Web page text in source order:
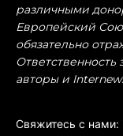
различными
Европейский
обязательно
авторы и
Свяжитесь с нами: